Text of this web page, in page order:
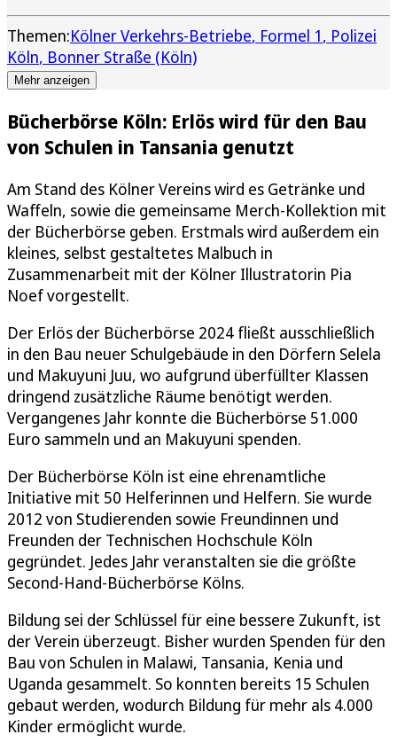
Themen:Kölner Verkehrs-Betriebe Formel 1 Polizei
Köln Bonner Straße (Köln)
Mehr anzeigen
Bücherbörse Köln: Erlös wird für den Bau
von Schulen in Tansania genutzt
Am Stand des Kölner Vereins wird es Getränke und
Waffeln, sowie die gemeinsame Merch-Kollektion mit
der Bücherbörse geben. Erstmals wird außerdem ein
kleines, selbst gestaltetes Malbuch in
Zusammenarbeit mit der Kölner Illustratorin Pia
Noef vorgestellt.
Der Erlös der Bücherbörse 2024 fließt ausschließlich
in den Bau neuer Schulgebäude in den Dörfern Selela
und Makuyuni Juu, wo aufgrund überfüllter Klassen
dringend zusätzliche Räume benötigt werden.
Vergangenes Jahr konnte die Bücherbörse 51.000
Euro sammeln und an Makuyuni spenden.
Der Bücherbörse Köln ist eine ehrenamtliche
Initiative mit 50 Helferinnen und Helfern. Sie wurde
2012 von Studierenden sowie Freundinnen und
Freunden der Technischen Hochschule Köln
gegründet. Jedes Jahr veranstalten sie die größte
Second-Hand-Bücherbörse Kölns.
Bildung sei der Schlüssel für eine bessere Zukunft, ist
der Verein überzeugt. Bisher wurden Spenden für den
Bau von Schulen in Malawi, Tansania, Kenia und
Uganda gesammelt. So konnten bereits 15 Schulen
gebaut werden, wodurch Bildung für mehr als 4.000
Kinder ermöglicht wurde.